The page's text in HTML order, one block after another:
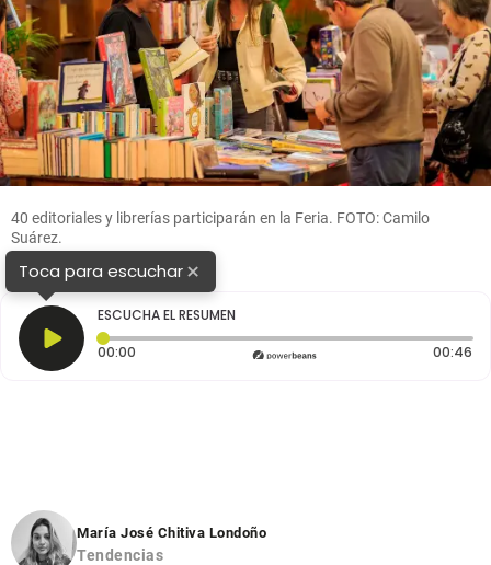
40 editoriales y librerías participarán en la Feria. FOTO: Camilo
Suárez.
Toca para escuchar×
ESCUCHA EL RESUMEN
00:00 Tiempo transcurrido: 0 segundos 00:46
María José Chitiva Londoño
Tendencias